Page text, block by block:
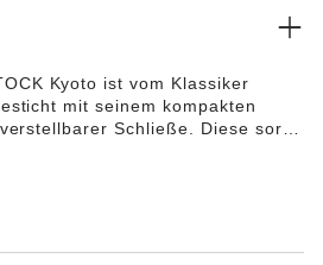
Kyoto ist vom Klassiker
mit seinem kompakten
Schließe. Diese sorgt
besteht aus besonders
Kombination mit hochwertigem